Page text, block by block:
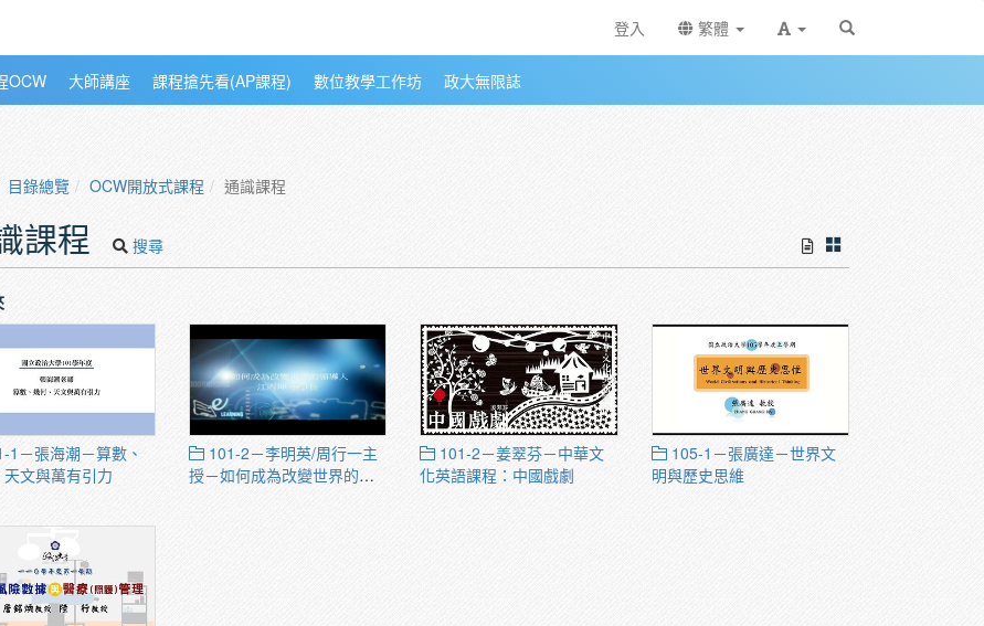
登入 繁體
OCW 大師講座 課程搶先看(AP課程) 數位教學工作坊 政大無限誌
目錄總覽 OCW開放式課程 通識課程
課程 搜尋
－張海潮－算數、
文與萬有引力
101-2－李明英/周行一主
授－如何成為改變世界的領
101-2－姜翠芬－中華文
化英語課程：中國戲劇
105-1－張廣達－世界文
明與歷史思維